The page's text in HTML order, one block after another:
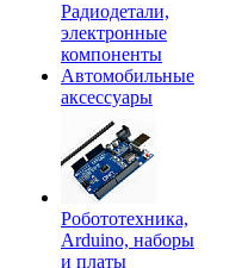
Радиодетали,
электронные
компоненты
Автомобильные
аксессуары
Робототехника,
Arduino, наборы
и платы